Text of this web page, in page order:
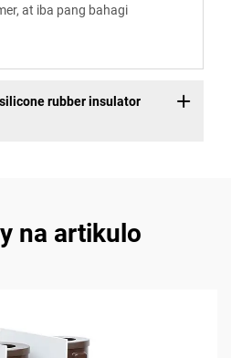
at iba pang bahagi
rubber insulator
na artikulo